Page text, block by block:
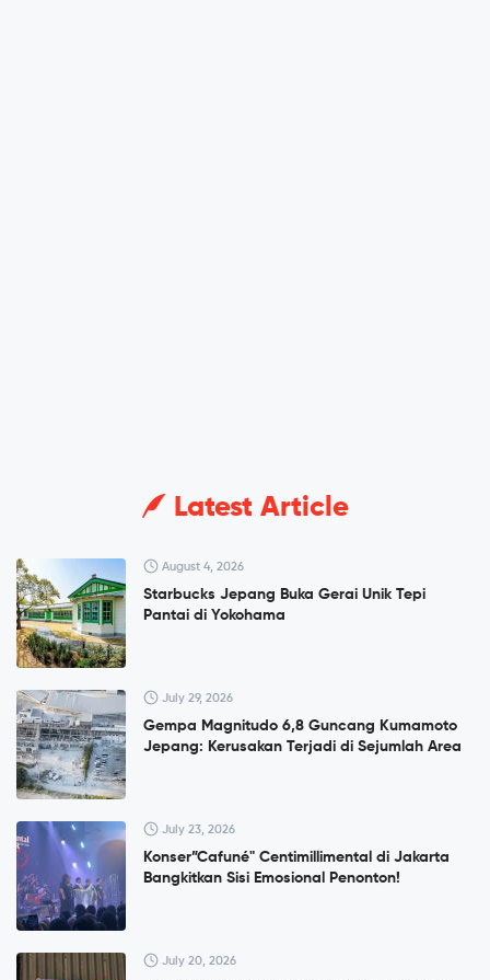
Latest Article
August 4, 2026
Starbucks Jepang Buka Gerai Unik Tepi
Pantai di Yokohama
July 29, 2026
Gempa Magnitudo 6,8 Guncang Kumamoto
Jepang: Kerusakan Terjadi di Sejumlah Area
July 23, 2026
Konser”Cafuné" Centimillimental di Jakarta
Bangkitkan Sisi Emosional Penonton!
July 20, 2026